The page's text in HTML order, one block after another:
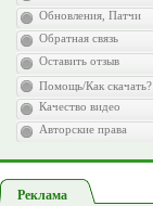
Обновления, Патчи
Обратная связь
Оставить отзыв
Помощь/Как скачать?
Качество видео
Авторские права
Реклама